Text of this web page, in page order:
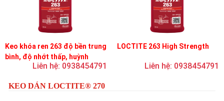
Keo khóa ren 263 độ bền trung
bình, độ nhớt thấp, huỳnh
Liên hệ: 0938454791
LOCTITE 263 High Strength
Liên hệ: 0938454791
KEO DÁN LOCTITE® 270